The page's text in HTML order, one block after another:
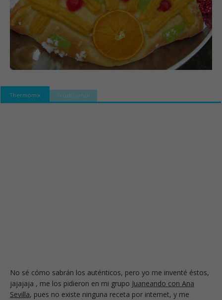
Thermomix Tradicional
No sé cómo sabrán los auténticos, pero yo me inventé éstos,
jajajaja , me los pidieron en mi grupo Juaneando con Ana
Sevilla, pues no existe ninguna receta por internet, y me